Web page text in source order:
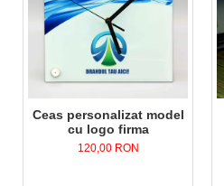
Ceas personalizat model
cu logo firma
120,00 RON